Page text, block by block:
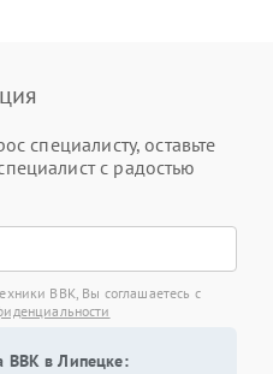
специалисту, оставьте
с радостью
BBK, Вы соглашаетесь с
BBK в Липецке: